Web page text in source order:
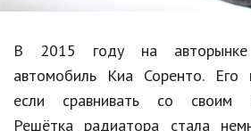
Авто, мото
Спорт
Знаменитости
В 2015 году на авторынке
автомобиль Киа Соренто. Его
если сравнивать со своим
Решётка радиатора стала